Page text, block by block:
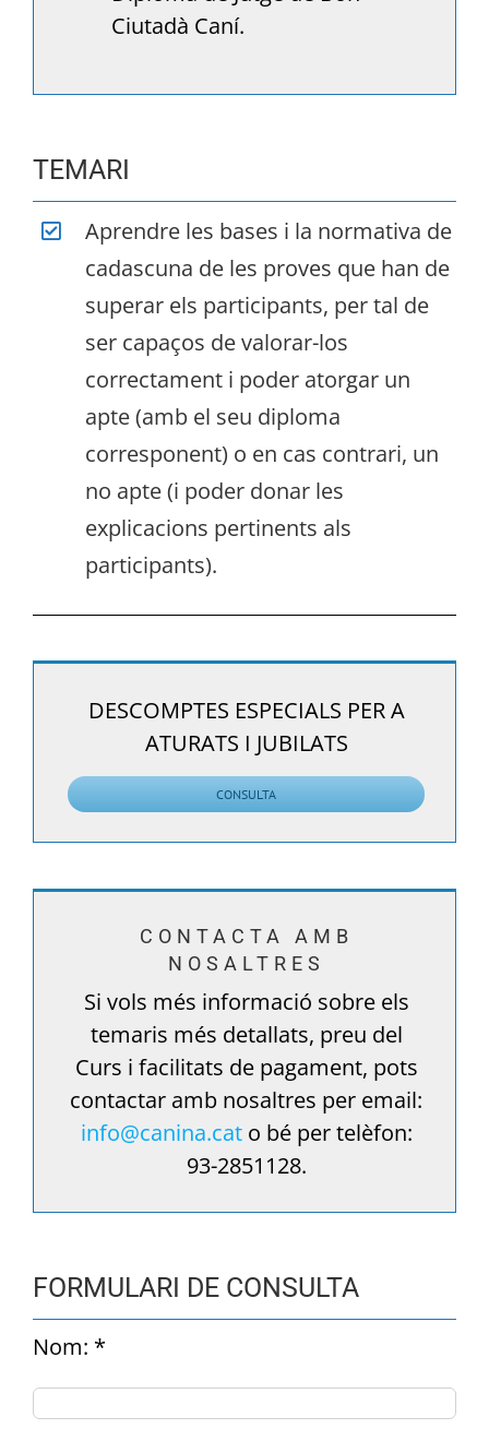
Ciutadà Caní.
TEMARI
Aprendre les bases i la normativa de
cadascuna de les proves que han de
superar els participants, per tal de
ser capaços de valorar-los
correctament i poder atorgar un
apte (amb el seu diploma
corresponent) o en cas contrari, un
no apte (i poder donar les
explicacions pertinents als
participants).
DESCOMPTES ESPECIALS PER A
ATURATS I JUBILATS
CONSULTA
CONTACTA AMB
NOSALTRES
Si vols més informació sobre els
temaris més detallats, preu del
Curs i facilitats de pagament, pots
contactar amb nosaltres per email:
info@canina.cato bé per telèfon:
93-2851128.
FORMULARI DE CONSULTA
Nom: *